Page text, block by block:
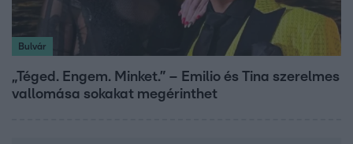
Bulvár
„Téged. Engem. Minket.” – Emilio és Tina szerelmes
vallomása sokakat megérinthet